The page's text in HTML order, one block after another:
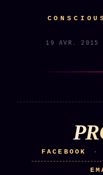
19 AVR. 2015
FACEBOOK ·